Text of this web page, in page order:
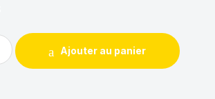
AIRFLOW quantity
Ajouter au panier